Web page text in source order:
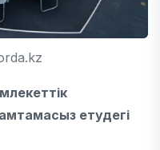
етудегі